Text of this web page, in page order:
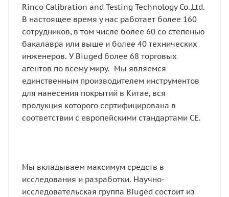
Rinco Calibration and Testing Technology Co.,Ltd.
В настоящее время у нас работает более 160
сотрудников, в том числе более 60 со степенью
бакалавра или выше и более 40 технических
инженеров. У Biuged более 68 торговых
агентов по всему миру. Мы являемся
единственным производителем инструментов
для нанесения покрытий в Китае, вся
продукция которого сертифицирована в
соответствии с европейскими стандартами CE.
Мы вкладываем максимум средств в
исследования и разработки. Научно-
исследовательская группа Biuged состоит из